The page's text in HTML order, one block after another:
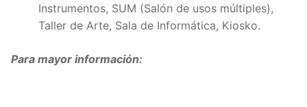
Instrumentos, SUM (Salón de usos múltiples),
Taller de Arte, Sala de Informática, Kiosko.
Para mayor información: